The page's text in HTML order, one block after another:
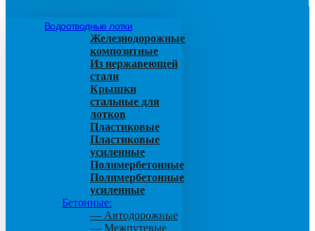
Водоотводные лотки
Железнодорожные
композитные
Из нержавеющей
стали
Крышки
стальные для
лотков
Пластиковые
Пластиковые
усиленные
Полимербетонные
Полимербетонные
усиленные
Бетонные:
— Автодорожные
— Межпутевые